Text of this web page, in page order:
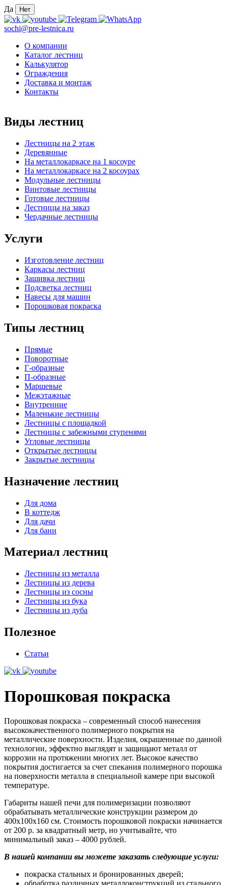
Да Нет
sochi@pre-lestnica.ru
О компании
Каталог лестниц
Калькулятор
Ограждения
Доставка и монтаж
Контакты
Виды лестниц
Лестницы на 2 этаж
Деревянные
На металлокаркасе на 1 косоуре
На металлокаркасе на 2 косоурах
Модульные лестницы
Винтовые лестницы
Готовые лестницы
Лестницы на заказ
Чердачные лестницы
Услуги
Изготовление лестниц
Каркасы лестниц
Зашивка лестниц
Подсветка лестниц
Навесы для машин
Порошковая покраска
Типы лестниц
Прямые
Поворотные
Г-образные
П-образные
Маршевые
Межэтажные
Внутренние
Маленькие лестницы
Лестницы с площадкой
Лестницы с забежными ступенями
Угловые лестницы
Открытые лестницы
Закрытые лестницы
Назначение лестниц
Для дома
В коттедж
Для дачи
Для бани
Материал лестниц
Лестницы из металла
Лестницы из дерева
Лестницы из сосны
Лестницы из бука
Лестницы из дуба
Полезное
Статьи
Порошковая покраска
Порошковая покраска – современный способ нанесения
высококачественного полимерного покрытия на
металлические поверхности. Изделия, окрашенные по данной
технологии, эффектно выглядят и защищают металл от
коррозии на протяжении многих лет. Высокое качество
покрытия достигается за счет спекания полимерного порошка
на поверхности металла в специальной камере при высокой
температуре.
Габариты нашей печи для полимеризации позволяют
обрабатывать металлические конструкции размером до
400x100x160 см. Стоимость порошковой покраски начинается
от 200 р. за квадратный метр, но учитывайте, что
минимальный заказ – 4000 рублей.
В нашей компании вы можете заказать следующие услуги:
покраска стальных и бронированных дверей;
обработка различных металлоконструкций из стального